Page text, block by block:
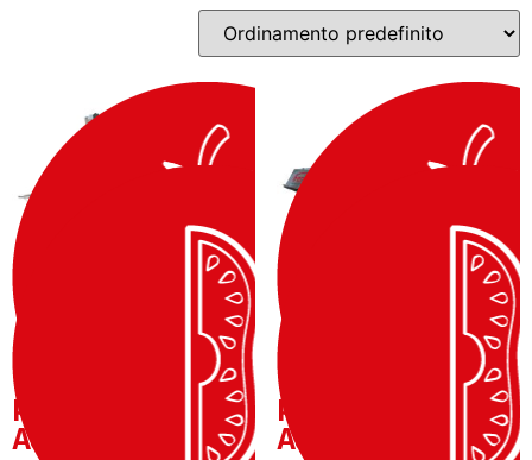
TAGLIERINA
POMODORI
AUTOMATICA
TAGLIERINA
POMODORI
AUTOMATICA